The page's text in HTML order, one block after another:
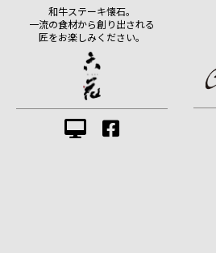
和牛ステーキ懐石。
一流の食材から創り出される
匠をお楽しみください。